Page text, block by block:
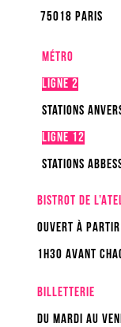
75018 PARIS
MÉTRO
Ligne 2
Stations
Ligne 12
Stations
BISTROT DE
OUVERT à
1h30 avant
BILLETTERIE
Du mardi au